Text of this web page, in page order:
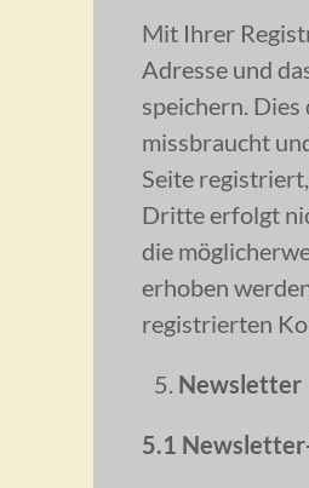
Mit Ihrer
Adresse und
speichern.
missbraucht
Seite
Dritte erfolgt
die
erhoben
registrierten
Newsletter
5.1